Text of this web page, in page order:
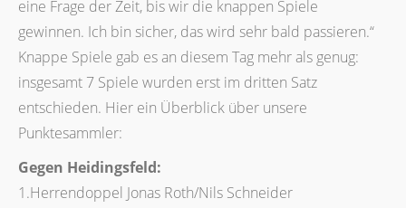
eine Frage der Zeit, bis wir die knappen Spiele
gewinnen. Ich bin sicher, das wird sehr bald passieren.“
Knappe Spiele gab es an diesem Tag mehr als genug:
insgesamt 7 Spiele wurden erst im dritten Satz
entschieden. Hier ein Überblick über unsere
Punktesammler:
Gegen Heidingsfeld:
1.Herrendoppel Jonas Roth/Nils Schneider